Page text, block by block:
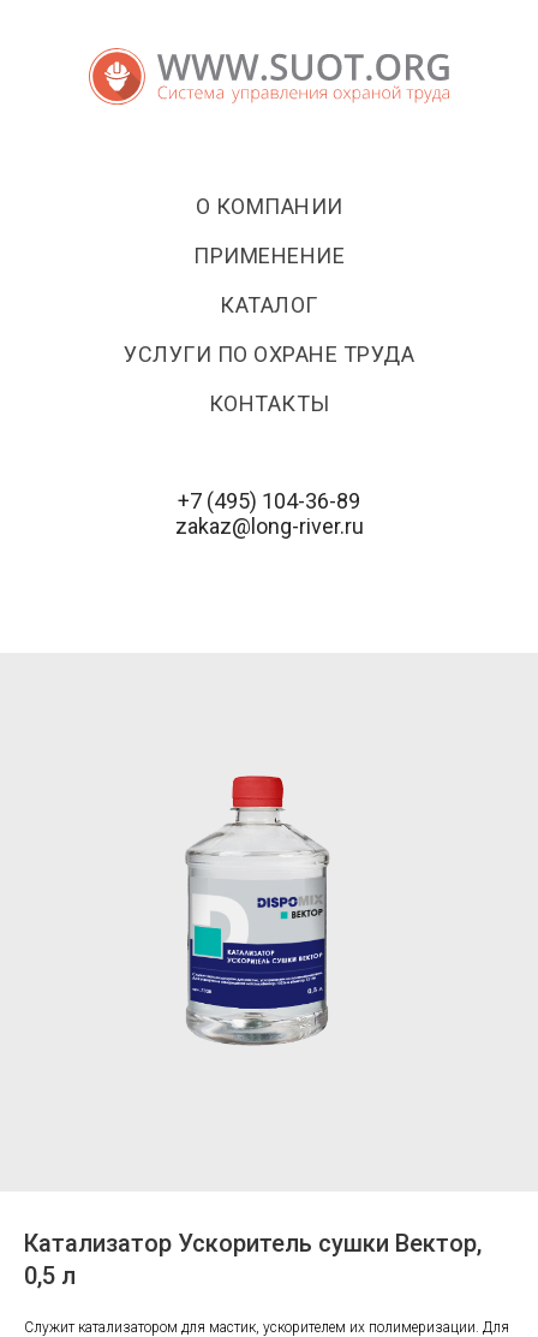
О КОМПАНИИ
ПРИМЕНЕНИЕ
КАТАЛОГ
УСЛУГИ ПО ОХРАНЕ ТРУДА
КОНТАКТЫ
+7 (495) 104-36-89
zakaz@long-river.ru
Катализатор Ускоритель сушки Вектор,
0,5 л
Служит катализатором для мастик, ускорителем их полимеризации. Для